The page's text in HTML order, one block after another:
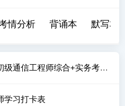
情分析 背诵本 默写本
【冲刺资料】初级通信工程师综合+实务考前N页纸
学习打卡表